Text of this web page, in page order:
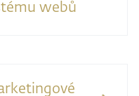
webů